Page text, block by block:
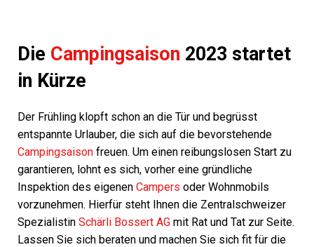
Die Campingsaison 2023 startet
in Kürze
Der Frühling klopft schon an die Tür und begrüsst
entspannte Urlauber, die sich auf die bevorstehende
Campingsaison freuen. Um einen reibungslosen Start zu
garantieren, lohnt es sich, vorher eine gründliche
Inspektion des eigenen Campers oder Wohnmobils
vorzunehmen. Hierfür steht Ihnen die Zentralschweizer
Spezialistin Schärli Bossert AG mit Rat und Tat zur Seite.
Lassen Sie sich beraten und machen Sie sich fit für die